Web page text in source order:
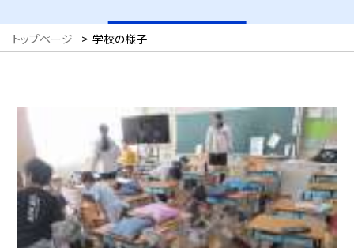
トップページ > 学校の様子